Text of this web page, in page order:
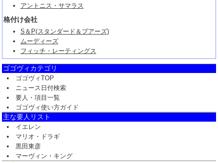
アントニス・サマラス
格付け会社
S＆P(スタンダード＆プアーズ)
ムーディーズ
フィッチ・レーティングス
ゴゴヴィカテゴリ
ゴゴヴィTOP
ニュース日付検索
要人・項目一覧
ゴゴヴィ使い方ガイド
主な要人リスト
イエレン
マリオ・ドラギ
黒田東彦
マーヴィン・キング